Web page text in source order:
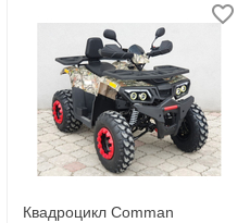
Квадроцикл Comman